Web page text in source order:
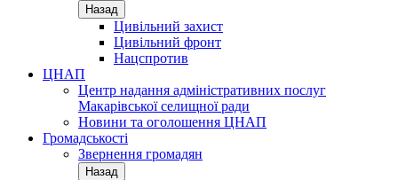
Назад
Цивільний захист
Цивільний фронт
Нацспротив
ЦНАП
Центр надання адміністративних послуг
Макарівської селищної ради
Новини та оголошення ЦНАП
Громадськості
Звернення громадян
Назад